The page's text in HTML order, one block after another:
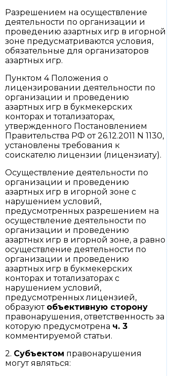
Разрешением на осуществление
деятельности по организации и
проведению азартных игр в игорной
зоне предусматриваются условия,
обязательные для организаторов
азартных игр.
Пунктом 4 Положения о
лицензировании деятельности по
организации и проведению
азартных игр в букмекерских
конторах и тотализаторах,
утвержденного Постановлением
Правительства РФ от 26.12.2011 N 1130,
установлены требования к
соискателю лицензии (лицензиату).
Осуществление деятельности по
организации и проведению
азартных игр в игорной зоне с
нарушением условий,
предусмотренных разрешением на
осуществление деятельности по
организации и проведению
азартных игр в игорной зоне, а равно
осуществление деятельности по
организации и проведению
азартных игр в букмекерских
конторах и тотализаторах с
нарушением условий,
предусмотренных лицензией,
образуют объективную сторону
правонарушения, ответственность за
которую предусмотрена ч. 3
комментируемой статьи.
2. Субъектом правонарушения
могут являться: